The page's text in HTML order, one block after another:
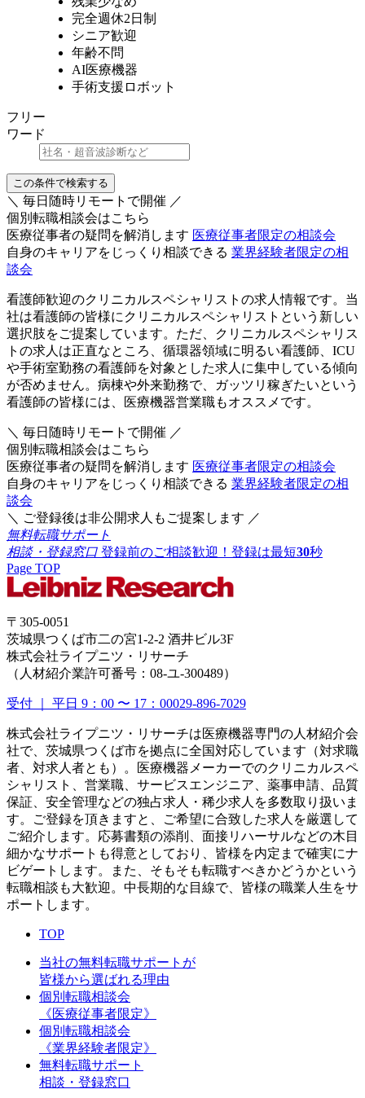
完全週休2日制
シニア歓迎
年齢不問
AI医療機器
手術支援ロボット
フリー
ワード
この条件で検索する
＼ 毎日随時リモートで開催 ／
個別転職相談会はこちら
医療従事者の疑問を解消します 医療従事者限定の相談会
自身のキャリアをじっくり相談できる 業界経験者限定の相
談会
看護師歓迎のクリニカルスペシャリストの求人情報です。当
社は看護師の皆様にクリニカルスペシャリストという新しい
選択肢をご提案しています。ただ、クリニカルスペシャリス
トの求人は正直なところ、循環器領域に明るい看護師、ICU
や手術室勤務の看護師を対象とした求人に集中している傾向
が否めません。病棟や外来勤務で、ガッツリ稼ぎたいという
看護師の皆様には、医療機器営業職もオススメです。
＼ 毎日随時リモートで開催 ／
個別転職相談会はこちら
医療従事者の疑問を解消します 医療従事者限定の相談会
自身のキャリアをじっくり相談できる 業界経験者限定の相
談会
＼ ご登録後は非公開求人もご提案します ／
無料転職サポート
相談・登録窓口 登録前のご相談歓迎！登録は最短30秒
Page TOP
〒305-0051
茨城県つくば市二の宮1-2-2 酒井ビル3F
株式会社ライプニツ・リサーチ
（人材紹介業許可番号：08-ユ-300489）
受付 ｜ 平日 9：00 〜 17：00029-896-7029
株式会社ライプニツ・リサーチは医療機器専門の人材紹介会
社で、茨城県つくば市を拠点に全国対応しています（対求職
者、対求人者とも）。医療機器メーカーでのクリニカルスペ
シャリスト、営業職、サービスエンジニア、薬事申請、品質
保証、安全管理などの独占求人・稀少求人を多数取り扱いま
す。ご登録を頂きますと、ご希望に合致した求人を厳選して
ご紹介します。応募書類の添削、面接リハーサルなどの木目
細かなサポートも得意としており、皆様を内定まで確実にナ
ビゲートします。また、そもそも転職すべきかどうかという
転職相談も大歓迎。中長期的な目線で、皆様の職業人生をサ
ポートします。
TOP
当社の無料転職サポートが
皆様から選ばれる理由
個別転職相談会
《医療従事者限定》
個別転職相談会
《業界経験者限定》
無料転職サポート
相談・登録窓口